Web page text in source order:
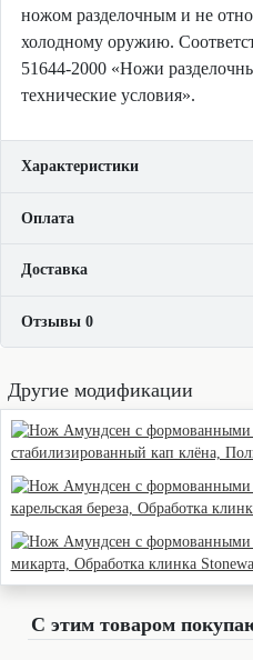
ножом разделочным и не
холодному оружию.
51644-2000 «Ножи
технические условия».
Характеристики
Оплата
Доставка
Отзывы 0
Другие модификации
С этим товаром